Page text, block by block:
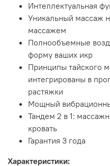
Интеллектуальная
Уникальный массаж
массажем
Полнообъемные
форму ваших икр
Принципы тайского
интегрированы в
растяжки
Мощный
Тандем 2 в 1:
кровать
Гарантия 3 года
Характеристики: